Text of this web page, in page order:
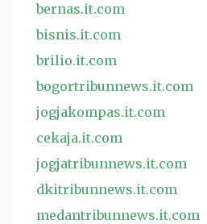
bernas.it.com
bisnis.it.com
brilio.it.com
bogortribunnews.it.com
jogjakompas.it.com
cekaja.it.com
jogjatribunnews.it.com
dkitribunnews.it.com
medantribunnews.it.com